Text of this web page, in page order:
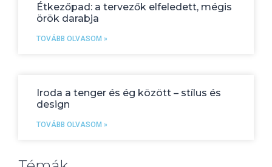
Étkezőpad: a tervezők elfeledett, mégis
örök darabja
TOVÁBB OLVASOM »
Iroda a tenger és ég között – stílus és
design
TOVÁBB OLVASOM »